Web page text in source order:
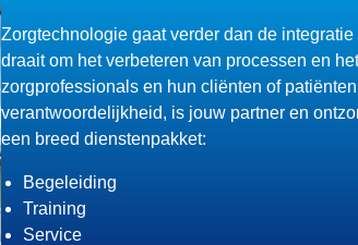
Zorgtechnologie gaat verder dan de
draait om het verbeteren van processen en
zorgprofessionals en hun cliënten of
verantwoordelijkheid, is jouw partner en
een breed dienstenpakket:
Begeleiding
Training
Service